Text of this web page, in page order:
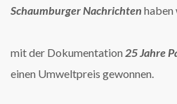
Schaumburger Nachrichten haben
mit der Dokumentation 25 Jahre
einen Umweltpreis gewonnen.